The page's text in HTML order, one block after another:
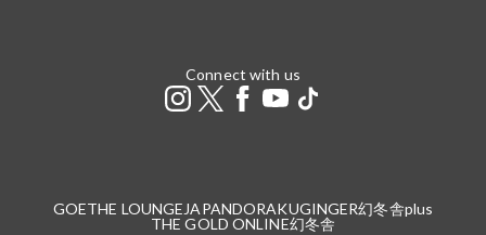
Connect with us
GOETHE LOUNGE JAPANDORAKUGINGER幻冬舎plus
THE GOLD ONLINE幻冬舎